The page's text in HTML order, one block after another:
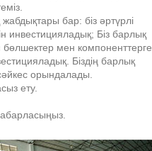
жабдықтары бар: біз әртүрлі
инвестицияладық; Біз барлық
бөлшектер мен компоненттерге
Біздің барлық
орындалады.
ету.